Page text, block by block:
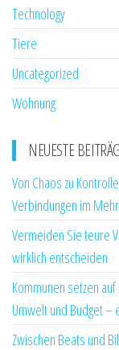
Technology
Tiere
Uncategorized
Wohnung
NEUESTE
Von Chaos zu
Verbindungen im
Vermeiden Sie teure
wirklich entscheiden
Kommunen setzen
Umwelt und Budget –
Zwischen Beats und